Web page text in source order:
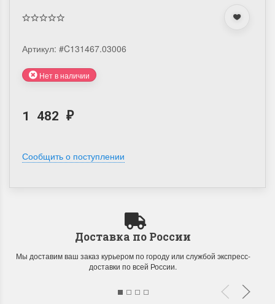
Артикул: #C131467.03006
Нет в наличии
1 482 ₽
Сообщить о поступлении
Доставка по России
Мы доставим ваш заказ курьером по городу или службой экспресс-
доставки по всей России.